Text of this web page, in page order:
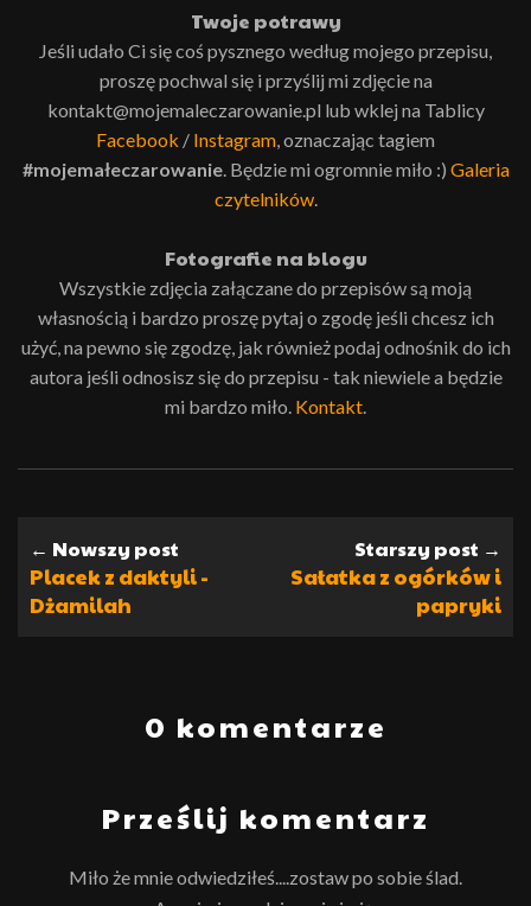
Twoje potrawy
Jeśli udało Ci się coś pysznego według mojego przepisu,
proszę pochwal się i przyślij mi zdjęcie na
kontakt@mojemaleczarowanie.pl lub wklej na Tablicy
Facebook / Instagram, oznaczając tagiem
#mojemałeczarowanie. Będzie mi ogromnie miło :) Galeria
czytelników.
Fotografie na blogu
Wszystkie zdjęcia załączane do przepisów są moją
własnością i bardzo proszę pytaj o zgodę jeśli chcesz ich
użyć, na pewno się zgodzę, jak również podaj odnośnik do ich
autora jeśli odnosisz się do przepisu - tak niewiele a będzie
mi bardzo miło. Kontakt.
← Nowszy post
Placek z daktyli -
Dżamilah
Starszy post →
Sałatka z ogórków i
papryki
0 komentarze
Prześlij komentarz
Miło że mnie odwiedziłeś....zostaw po sobie ślad.